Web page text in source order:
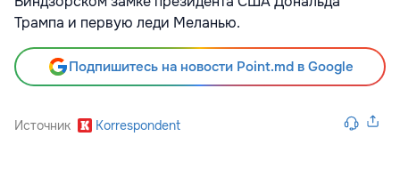
Трампа и первую леди Меланью.
Подпишитесь на новости Point.md в Google
Источник Korrespondent